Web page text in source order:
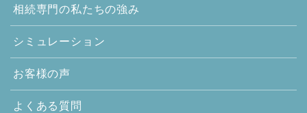
相続専門の私たちの強み
シミュレーション
お客様の声
よくある質問